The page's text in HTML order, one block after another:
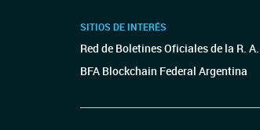
SITIOS DE INTERÉS
Red de Boletines Oficiales de la R. A.
BFA Blockchain Federal Argentina